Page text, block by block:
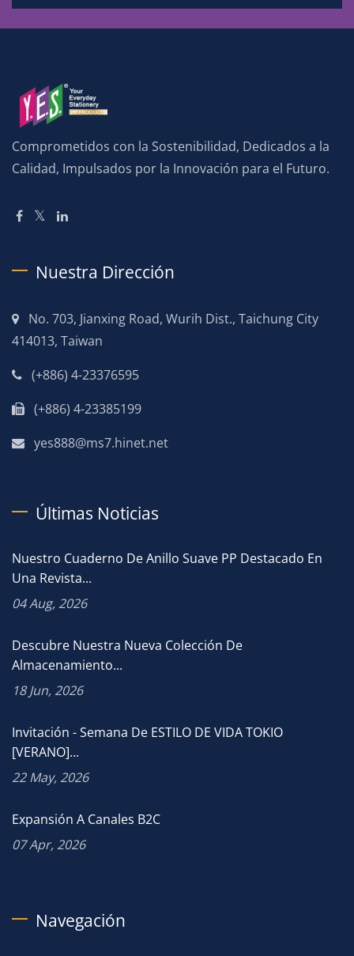
Comprometidos con la Sostenibilidad, Dedicados a la
Calidad, Impulsados por la Innovación para el Futuro.
Nuestra Dirección
No. 703, Jianxing Road, Wurih Dist., Taichung City
414013, Taiwan
(+886) 4-23376595
(+886) 4-23385199
yes888@ms7.hinet.net
Últimas Noticias
Nuestro Cuaderno De Anillo Suave PP Destacado En
Una Revista...
04 Aug, 2026
Descubre Nuestra Nueva Colección De
Almacenamiento...
18 Jun, 2026
Invitación - Semana De ESTILO DE VIDA TOKIO
[VERANO]...
22 May, 2026
Expansión A Canales B2C
07 Apr, 2026
Navegación